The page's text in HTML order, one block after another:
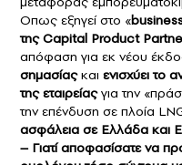
Οπως εξηγεί στο «
τηςCapital Product
απόφαση για εκ νέου
σημασίαςκαι ενισχύει το
της εταιρείαςγια την
την επένδυση σε πλοία
ασφάλεια σε Ελλάδα και
– Γιατί αποφασίσατε να